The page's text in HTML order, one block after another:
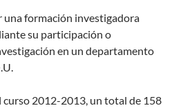
una formación investigadora
su participación o
en un departamento
curso 2012-2013, un total de 158